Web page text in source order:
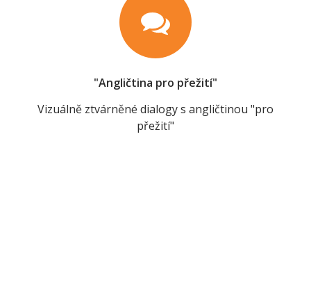
"Angličtina pro přežití"
Vizuálně ztvárněné dialogy s angličtinou "pro
přežití"